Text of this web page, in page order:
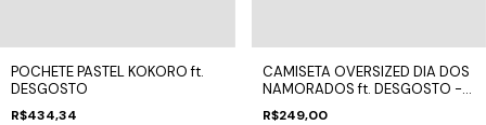
POCHETE PASTEL KOKORO ft.
DESGOSTO
R$434,34
CAMISETA OVERSIZED DIA DOS
NAMORADOS ft. DESGOSTO -
ROMANCE
R$249,00